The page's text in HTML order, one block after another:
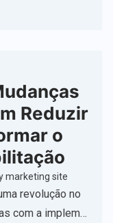
Reduzir
o
marketing site
revolução no
com a implem…